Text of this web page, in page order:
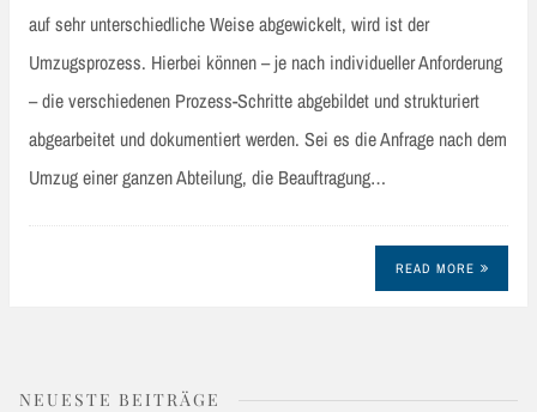
auf sehr unterschiedliche Weise abgewickelt, wird ist der
Umzugsprozess. Hierbei können – je nach individueller Anforderung
– die verschiedenen Prozess-Schritte abgebildet und strukturiert
abgearbeitet und dokumentiert werden. Sei es die Anfrage nach dem
Umzug einer ganzen Abteilung, die Beauftragung…
READ MORE
NEUESTE BEITRÄGE